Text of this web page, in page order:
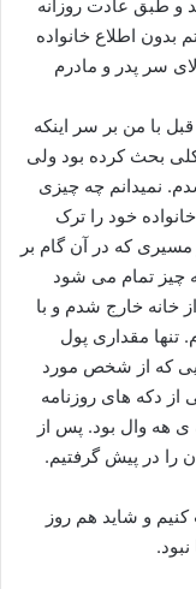
و طبق عادت روزانه
اطلاع خانواده
سر پدر و مادرم
با من بر سر اینکه
کلی بحث کرده بود ولی
نمیدانم چه چیزی
خود را ترک
که در آن گام بر
چیز تمام می شود
خانه خارج شدم و با
تنها مقداری پول
که از شخص مورد
از دکه های روزنامه
هه وال بود. پس از
را در پیش گرفتیم.
و شاید هم روز